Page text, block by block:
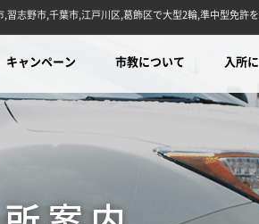
志野市,千葉市,江戸川区,葛飾区で大型2輪,準中型免許
キャンペーン 市教について 入所